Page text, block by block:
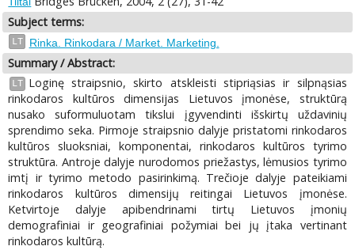
Subject terms:
LT Rinka. Rinkodara / Market. Marketing.
Summary / Abstract:
LT
Loginę straipsnio, skirto atskleisti stipriąsias ir silpnąsias
rinkodaros kultūros dimensijas Lietuvos įmonėse, struktūrą
nusako suformuluotam tikslui įgyvendinti išskirtų uždavinių
sprendimo seka. Pirmoje straipsnio dalyje pristatomi rinkodaros
kultūros sluoksniai, komponentai, rinkodaros kultūros tyrimo
struktūra. Antroje dalyje nurodomos priežastys, lėmusios tyrimo
imtį ir tyrimo metodo pasirinkimą. Trečioje dalyje pateikiami
rinkodaros kultūros dimensijų reitingai Lietuvos įmonėse.
Ketvirtoje dalyje apibendrinami tirtų Lietuvos įmonių
demografiniai ir geografiniai požymiai bei jų įtaka vertinant
rinkodaros kultūrą.